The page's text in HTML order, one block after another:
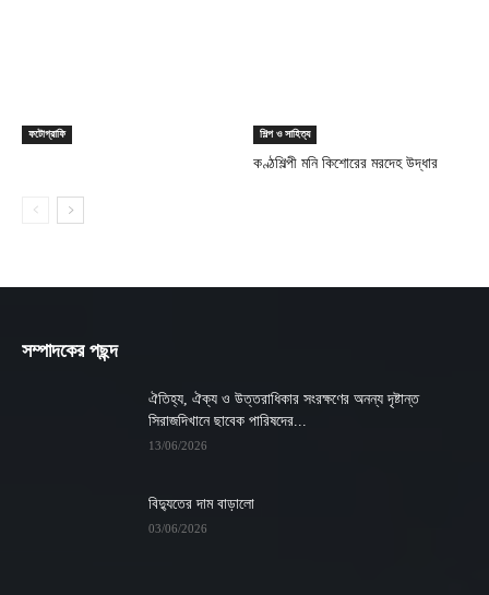
ফটোগ্রাফি শিল্প ও সাহিত্য
কণ্ঠশিল্পী মনি কিশোরের মরদেহ উদ্ধার
সম্পাদকের পছন্দ
ঐতিহ্য, ঐক্য ও উত্তরাধিকার সংরক্ষণের অনন্য দৃষ্টান্ত
সিরাজদিখানে ছাবেক পারিষদের...
13/06/2026
বিদ্যুতের দাম বাড়ালো
03/06/2026